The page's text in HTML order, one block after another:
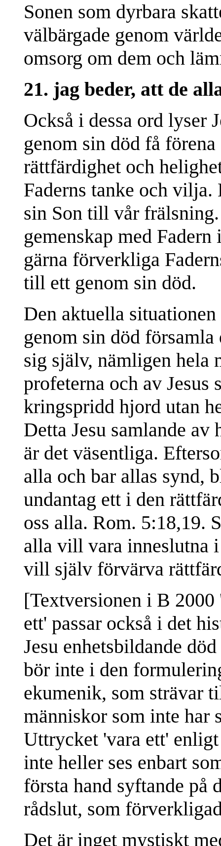
Sonen som dyrbara
välbärgade genom
omsorg om dem och
21. jag beder, att de
Också i dessa ord lyser
genom sin död få
rättfärdighet och
Faderns tanke och vilja.
sin Son till vår
gemenskap med
gärna förverkliga
till ett genom sin död.
Den aktuella
genom sin död
sig själv, nämligen hela
profeterna och av
kringspridd hjord utan
Detta Jesu samlande
är det väsentliga.
alla och bar allas synd,
undantag ett i den
oss alla. Rom. 5:18,19.
alla vill vara inneslutna
vill själv förvärva
[Textversionen i B
ett' passar också i det
Jesu enhetsbildande
bör inte i den
ekumenik, som strävar
människor som inte har
Uttrycket 'vara ett'
inte heller ses enbart
första hand syftande på
rådslut, som
Det är inget mystiskt